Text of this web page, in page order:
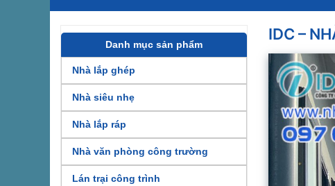
Danh mục sản phẩm
Nhà lắp ghép
Nhà siêu nhẹ
Nhà lắp ráp
Nhà văn phòng công trường
Lán trại công trình
IDC –